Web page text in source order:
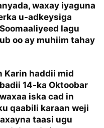
waxay iyaguna
u-adkeysiga
lagu
oo ay muhiim tahay
Karin haddii mid
14-ka Oktoobar
iska cad in
qaabili karaan weji
taasi ugu